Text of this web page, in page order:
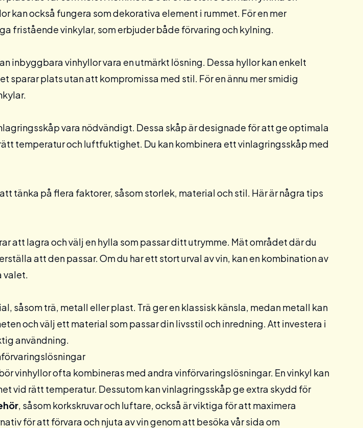
kan också fungera som dekorativa element i rummet. För en mer
friståendevinkylar, som erbjuder både förvaring och kylning.
inbyggbara vinhyllor vara en utmärkt lösning. Dessa hyllor kan enkelt
sparar plats utan att kompromissa med stil. För en ännu mer smidig
vara nödvändigt. Dessa skåp är designade för att ge optimala
temperatur och luftfuktighet. Du kan kombinera ett vinlagringsskåp med
tänka på flera faktorer, såsom storlek, material och stil. Här är några tips
att lagra och välj en hylla som passar ditt utrymme. Mät området där du
att den passar. Om du har ett stort urval av vin, kan en kombination av
valet.
såsom trä, metall eller plast. Trä ger en klassisk känsla, medan metall kan
och välj ett material som passar din livsstil och inredning. Att investera i
användning.
vinhyllor ofta kombineras med andra vinförvaringslösningar. Envinkyl kan
vid rätt temperatur. Dessutom kanvinlagringsskåpge extra skydd för
, såsom korkskruvar och luftare, också är viktiga för att maximera
för att förvara och njuta av vin genom att besöka vår sida om